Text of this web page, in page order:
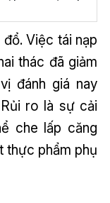
Việc tái nạp
thác đã giảm
đánh giá nay
ro là sự cải
che lấp căng
thực phẩm phụ